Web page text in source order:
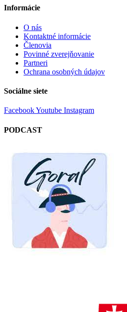
Informácie
O nás
Kontaktné informácie
Členovia
Povinné zverejňovanie
Partneri
Ochrana osobných údajov
Sociálne siete
FacebookYoutube Instagram
PODCAST